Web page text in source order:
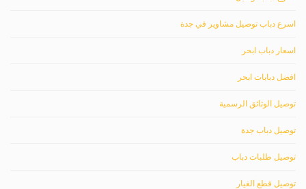
اسرع دباب توصيل مشاوير في جدة
اسعار دباب ابحر
افضل دبابات ابحر
توصيل الوثائق الرسمية
توصيل دباب جدة
توصيل طلبات دباب
توصيل قطع الغيار